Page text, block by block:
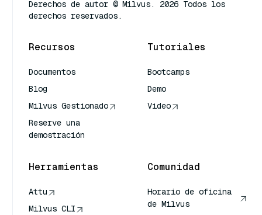
Derechos de autor © Milvus. 2026 Todos los
derechos reservados.
Recursos
Documentos
Blog
Milvus Gestionado
Reserve una
demostración
Tutoriales
Bootcamps
Demo
Video
Herramientas
Attu
Milvus CLI
Comunidad
Horario de oficina
de Milvus